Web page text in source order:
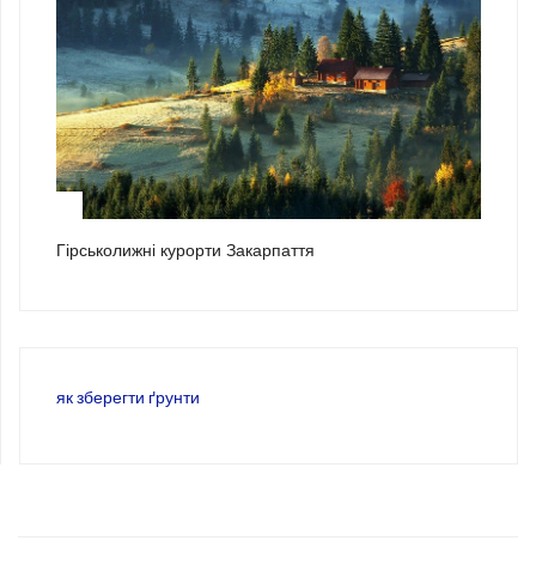
Гірськолижні курорти Закарпаття
як зберегти ґрунти